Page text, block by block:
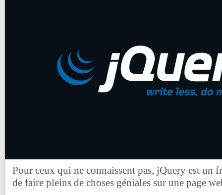
Pour ceux qui ne connaissent pas, jQuery est un
de faire pleins de choses géniales sur une page